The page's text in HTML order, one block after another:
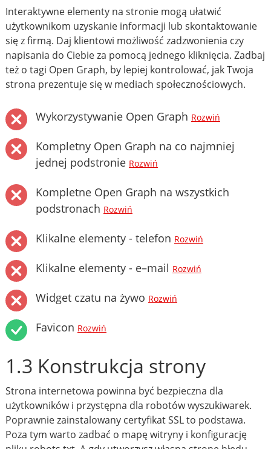
Interaktywne elementy na stronie mogą ułatwić
użytkownikom uzyskanie informacji lub skontaktowanie
się z firmą. Daj klientowi możliwość zadzwonienia czy
napisania do Ciebie za pomocą jednego kliknięcia. Zadbaj
też o tagi Open Graph, by lepiej kontrolować, jak Twoja
strona prezentuje się w mediach społecznościowych.
Wykorzystywanie Open Graph Rozwiń
Kompletny Open Graph na co najmniej
jednej podstronie Rozwiń
Kompletne Open Graph na wszystkich
podstronach Rozwiń
Klikalne elementy - telefon Rozwiń
Klikalne elementy - e–mail Rozwiń
Widget czatu na żywo Rozwiń
Favicon Rozwiń
1.3 Konstrukcja strony
Strona internetowa powinna być bezpieczna dla
użytkowników i przystępna dla robotów wyszukiwarek.
Poprawnie zainstalowany certyfikat SSL to podstawa.
Poza tym warto zadbać o mapę witryny i konfigurację